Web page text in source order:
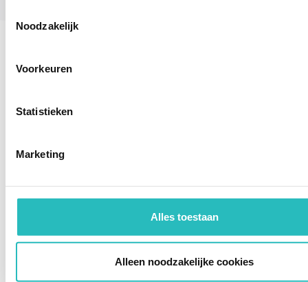
Noodzakelijk
Voorkeuren
Statistieken
Marketing
Alles toestaan
Alleen noodzakelijke cookies